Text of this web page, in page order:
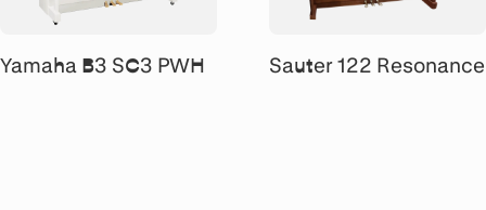
Yamaha B3 SC3 PWH Sauter 122 Resonance